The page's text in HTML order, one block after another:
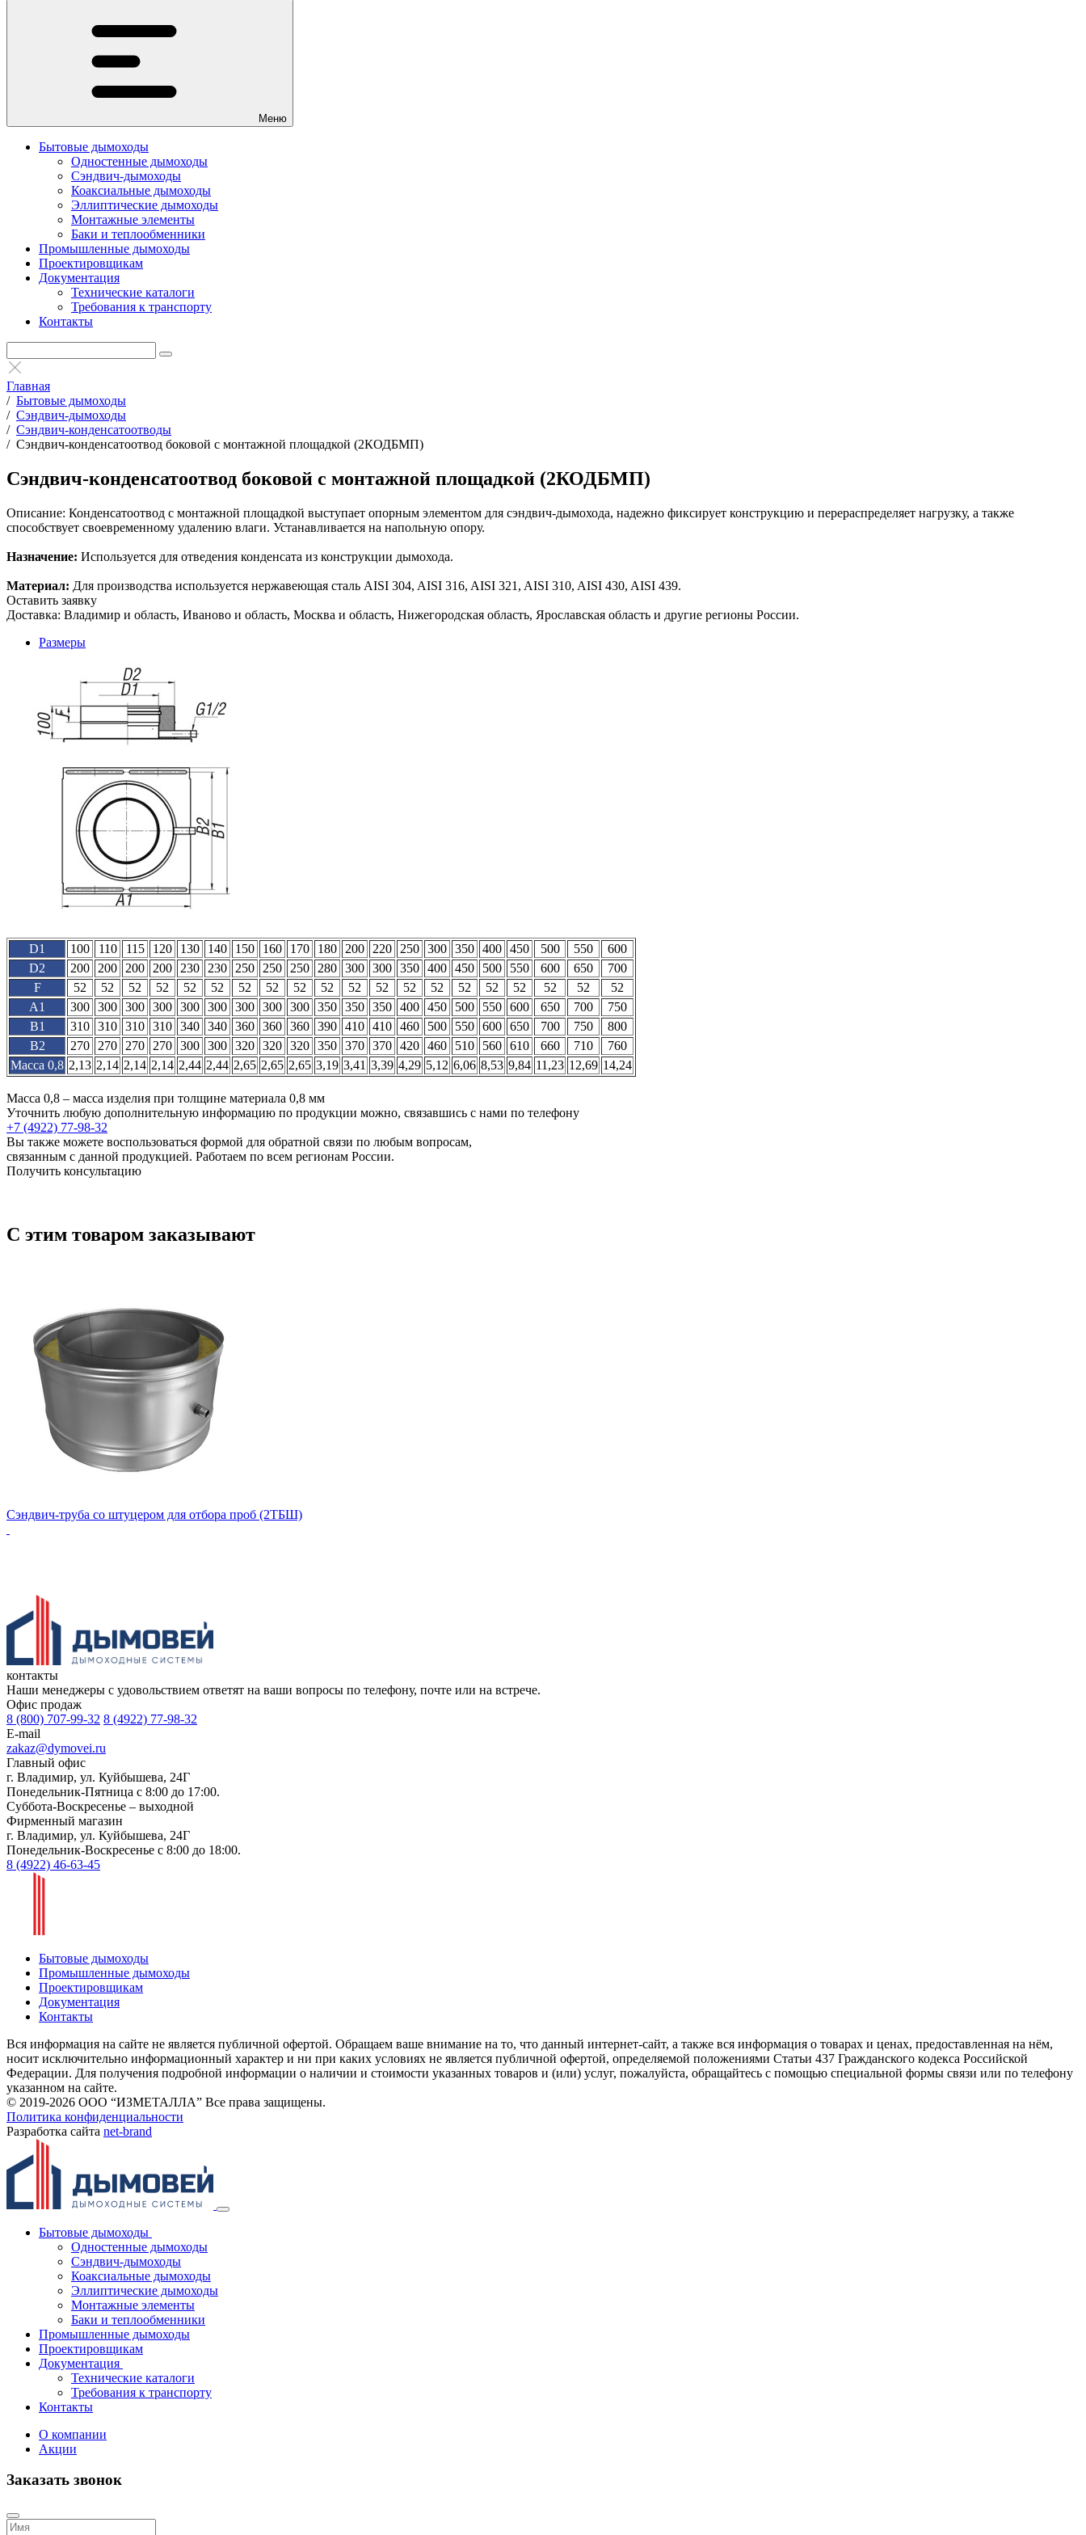
Меню
Бытовые дымоходы
Одностенные дымоходы
Сэндвич-дымоходы
Коаксиальные дымоходы
Эллиптические дымоходы
Монтажные элементы
Баки и теплообменники
Промышленные дымоходы
Проектировщикам
Документация
Технические каталоги
Требования к транспорту
Контакты
Главная
/ Бытовые дымоходы
/ Сэндвич-дымоходы
/ Сэндвич-конденсатоотводы
/ Сэндвич-конденсатоотвод боковой с монтажной площадкой (2КОДБМП)
Сэндвич-конденсатоотвод боковой с монтажной площадкой (2КОДБМП)
Описание: Конденсатоотвод с монтажной площадкой выступает опорным элементом для сэндвич-дымохода, надежно фиксирует конструкцию и перераспределяет нагрузку, а также
способствует своевременному удалению влаги. Устанавливается на напольную опору.
Назначение: Используется для отведения конденсата из конструкции дымохода.
Материал: Для производства используется нержавеющая сталь AISI 304, AISI 316, AISI 321, AISI 310, AISI 430, AISI 439.
Оставить заявку
Доставка: Владимир и область, Иваново и область, Москва и область, Нижегородская область, Ярославская область и другие регионы России.
Размеры
D1 100 110 115 120 130 140 150 160 170 180 200 220 250 300 350 400 450 500 550
600
D2
200 200 200 200 230 230 250 250 250 280 300 300 350 400 450 500 550 600 650
700
F
52 52 52 52 52 52 52 52 52 52 52 52 52 52 52 52 52 52 52
52
A1
300 300 300 300 300 300 300 300 300 350 350 350 400 450 500 550 600 650 700
750
B1
310 310 310 310 340 340 360 360 360 390 410 410 460 500 550 600 650 700 750
800
B2
270 270 270 270 300 300 320 320 320 350 370 370 420 460 510 560 610 660 710
760
Масса 0,8 2,13 2,14 2,14 2,14 2,44 2,44 2,65 2,65 2,65 3,19 3,41 3,39 4,29 5,12 6,06 8,53 9,84 11,23 12,69 14,24
Масса 0,8 – масса изделия при толщине материала 0,8 мм
Уточнить любую дополнительную информацию по продукции можно, связавшись с нами по телефону
+7 (4922) 77-98-32
Вы также можете воспользоваться формой для обратной связи по любым вопросам,
связанным с данной продукцией. Работаем по всем регионам России.
Получить консультацию
С этим товаром заказывают
Сэндвич-труба со штуцером для отбора проб (2ТБШ)
контакты
Наши менеджеры с удовольствием ответят на ваши вопросы по телефону, почте или на встрече.
Офис продаж
8 (800) 707-99-32 8 (4922) 77-98-32
E-mail
zakaz@dymovei.ru
Главный офис
г. Владимир, ул. Куйбышева, 24Г
Понедельник-Пятница с 8:00 до 17:00.
Суббота-Воскресенье – выходной
Фирменный магазин
г. Владимир, ул. Куйбышева, 24Г
Понедельник-Воскресенье с 8:00 до 18:00.
8 (4922) 46-63-45
Бытовые дымоходы
Промышленные дымоходы
Проектировщикам
Документация
Контакты
Вся информация на сайте не является публичной офертой. Обращаем ваше внимание на то, что данный интернет-сайт, а также вся информация о товарах и ценах, предоставленная на нём,
носит исключительно информационный характер и ни при каких условиях не является публичной офертой, определяемой положениями Статьи 437 Гражданского кодекса Российской
Федерации. Для получения подробной информации о наличии и стоимости указанных товаров и (или) услуг, пожалуйста, обращайтесь с помощью специальной формы связи или по телефону
указанном на сайте.
© 2019-2026 ООО “ИЗМЕТАЛЛА” Все права защищены.
Политика конфиденциальности
Разработка сайта net-brand
Бытовые дымоходы
Одностенные дымоходы
Сэндвич-дымоходы
Коаксиальные дымоходы
Эллиптические дымоходы
Монтажные элементы
Баки и теплообменники
Промышленные дымоходы
Проектировщикам
Документация
Технические каталоги
Требования к транспорту
Контакты
О компании
Акции
Заказать звонок